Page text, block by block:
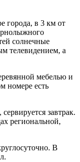
города, в 3 км от
солнечные
телевидением, а
мебелью и
номере есть
завтрак.
региональной,
В